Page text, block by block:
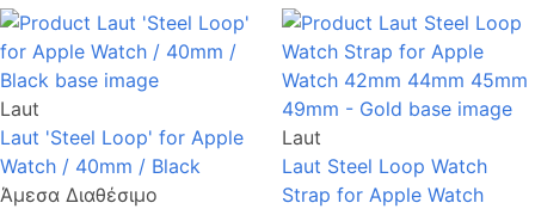
Laut
Laut 'Steel Loop' for Apple
Watch / 40mm / Black
Άμεσα Διαθέσιμο
Laut
Laut Steel Loop Watch
Strap for Apple Watch